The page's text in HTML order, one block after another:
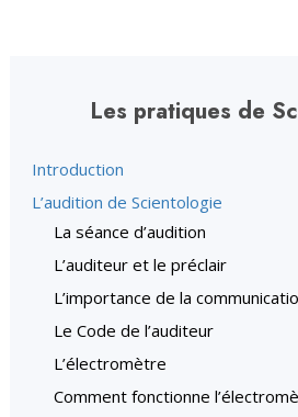
Les pratiques de
Introduction
L’audition de Scientologie
La séance d’audition
L’auditeur et le préclair
L’importance de la
Le Code de l’auditeur
L’électromètre
Comment fonctionne